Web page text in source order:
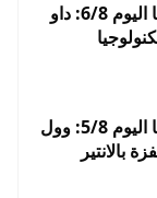
ملخص الأسواق: ماحدث بالأمس وماينتظرنا اليوم 6/8: داو
ملخص الأسواق: ماحدث بالأمس وماينتظرنا اليوم 5/8: وول
بالانتير